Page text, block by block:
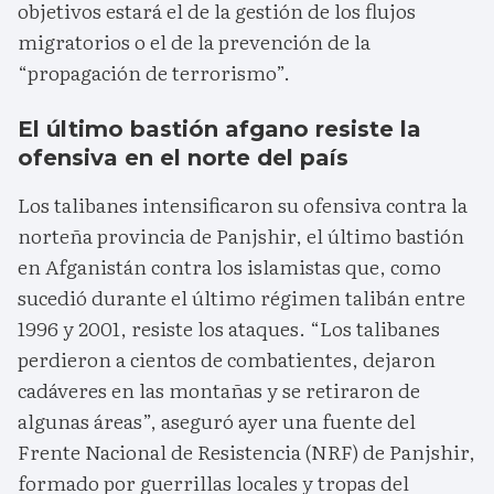
objetivos estará el de la gestión de los flujos
migratorios o el de la prevención de la
“propagación de terrorismo”.
El último bastión afgano resiste la
ofensiva en el norte del país
Los talibanes intensificaron su ofensiva contra la
norteña provincia de Panjshir, el último bastión
en Afganistán contra los islamistas que, como
sucedió durante el último régimen talibán entre
1996 y 2001, resiste los ataques. “Los talibanes
perdieron a cientos de combatientes, dejaron
cadáveres en las montañas y se retiraron de
algunas áreas”, aseguró ayer una fuente del
Frente Nacional de Resistencia (NRF) de Panjshir,
formado por guerrillas locales y tropas del